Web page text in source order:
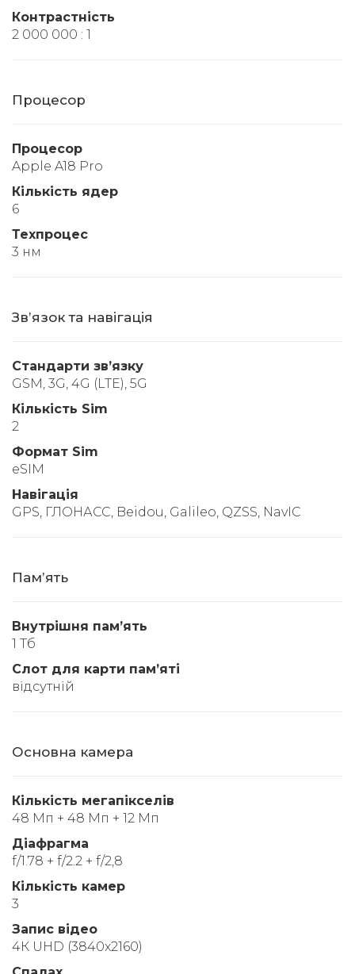
Контрастність
2 000 000 : 1
Процесор
Процесор
Apple A18 Pro
Кількість ядер
6
Техпроцес
3 нм
Звʼязок та навігація
Стандарти звʼязку
GSM, 3G, 4G (LTE), 5G
Кількість Sim
2
Формат Sim
eSIM
Навігація
GPS, ГЛОНАСС, Beidou, Galileo, QZSS, NavIC
Памʼять
Внутрішня памʼять
1 Тб
Слот для карти памʼяті
відсутній
Основна камера
Кількість мегапікселів
48 Мп + 48 Мп + 12 Мп
Діафрагма
f/1.78 + f/2.2 + f/2,8
Кількість камер
3
Запис відео
4К UHD (3840x2160)